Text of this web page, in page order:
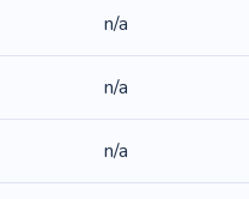
n/a
n/a
n/a